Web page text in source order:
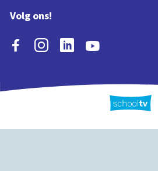
Volg ons!